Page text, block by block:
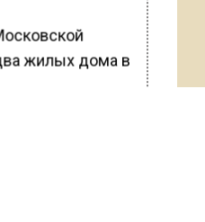
жилых дома в